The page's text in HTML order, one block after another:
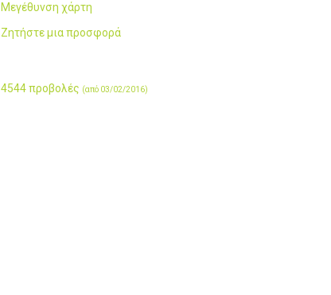
Μεγέθυνση χάρτη
Ζητήστε μια προσφορά
4544 προβολές (από 03/02/2016)